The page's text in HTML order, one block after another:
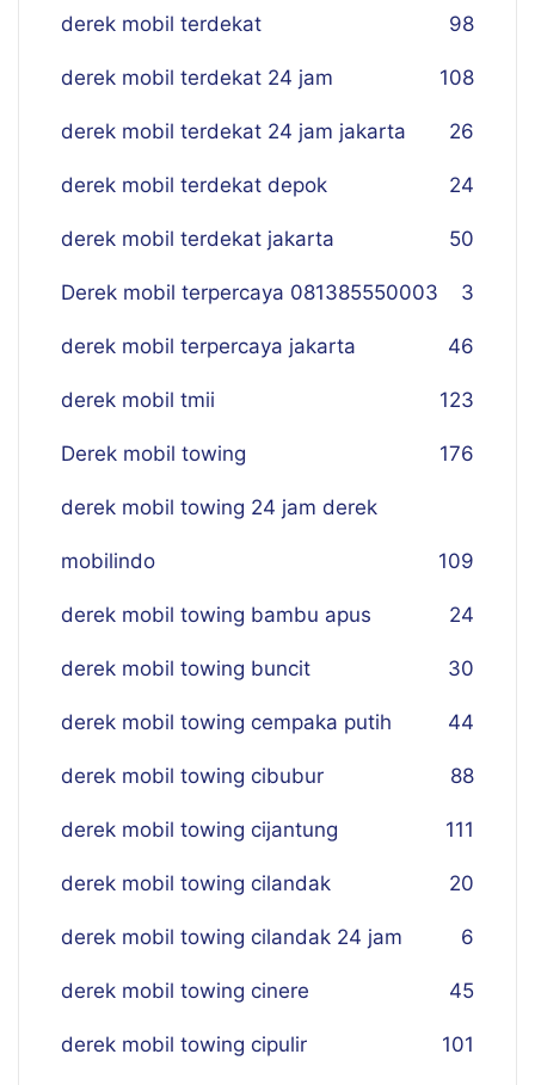
derek mobil terdekat 98
derek mobil terdekat 24 jam 108
derek mobil terdekat 24 jam jakarta 26
derek mobil terdekat depok 24
derek mobil terdekat jakarta 50
Derek mobil terpercaya 081385550003 3
derek mobil terpercaya jakarta 46
derek mobil tmii 123
Derek mobil towing 176
derek mobil towing 24 jam derek
mobilindo 109
derek mobil towing bambu apus 24
derek mobil towing buncit 30
derek mobil towing cempaka putih 44
derek mobil towing cibubur 88
derek mobil towing cijantung 111
derek mobil towing cilandak 20
derek mobil towing cilandak 24 jam 6
derek mobil towing cinere 45
derek mobil towing cipulir 101